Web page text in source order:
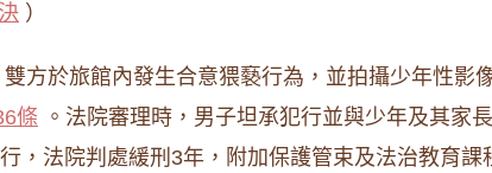
）
方於旅館內發生合意猥褻行為，並拍攝少年性影
條 。法院審理時，男子坦承犯行並與少年及其家
，法院判處緩刑3年，附加保護管束及法治教育